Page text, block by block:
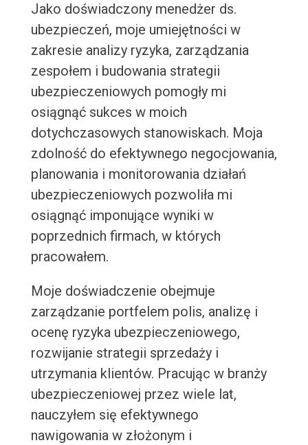
Jako doświadczony menedżer ds.
ubezpieczeń, moje umiejętności w
zakresie analizy ryzyka, zarządzania
zespołem i budowania strategii
ubezpieczeniowych pomogły mi
osiągnąć sukces w moich
dotychczasowych stanowiskach. Moja
zdolność do efektywnego negocjowania,
planowania i monitorowania działań
ubezpieczeniowych pozwoliła mi
osiągnąć imponujące wyniki w
poprzednich firmach, w których
pracowałem.
Moje doświadczenie obejmuje
zarządzanie portfelem polis, analizę i
ocenę ryzyka ubezpieczeniowego,
rozwijanie strategii sprzedaży i
utrzymania klientów. Pracując w branży
ubezpieczeniowej przez wiele lat,
nauczyłem się efektywnego
nawigowania w złożonym i